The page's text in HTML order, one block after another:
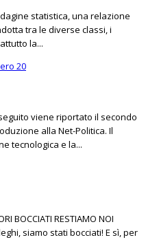
statistica, una relazione
tra le diverse classi, i
la...
seguito viene riportato il secondo
alla Net-Politica. Il
tecnologica e la...
BOCCIATI RESTIAMO NOI
siamo stati bocciati! E sì, per